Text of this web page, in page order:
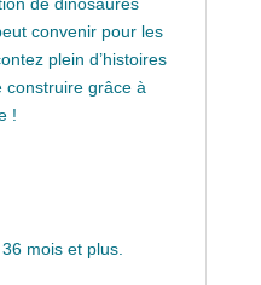
de dinosaures
convenir pour les
plein d’histoires
construire grâce à
!
mois et plus.